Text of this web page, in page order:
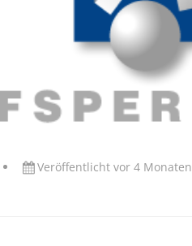
Veröffentlicht vor 4 Monaten